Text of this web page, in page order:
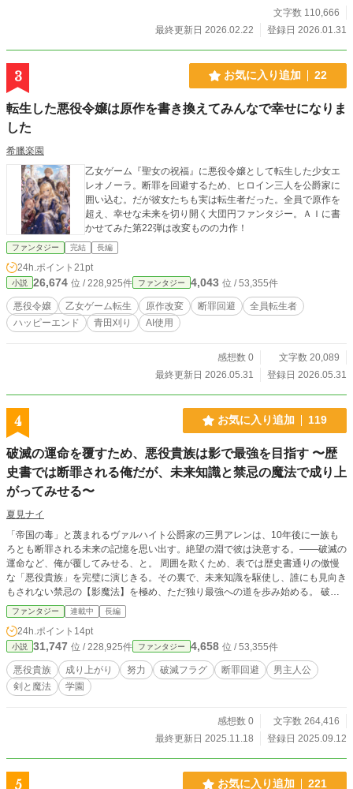
フランドル侯爵家で断罪回避するべく、イザベラをどうにかお淑やかな女性にな
るように導いている途中。 病弱で原作だと生死不明になる、イザベラの腹違い
まい──。 エミール・ディ・フランドル(20)×ミレア・ウィン・ティルベリー(18)
全30話の予定で現在、執筆中です。2月下旬に完結予定です。 タイトルや内容が
変更になる場合もあります。ご了承ください。
文字数 110,666
最終更新日 2026.02.22
登録日 2026.01.31
3 お気に入り追加 22
転生した悪役令嬢は原作を書き換えてみんなで幸せになりま
した
希臘楽園
乙女ゲーム『聖女の祝福』に悪役令嬢として転生した少女エ
レオノーラ。断罪を回避するため、ヒロイン三人を公爵家に
囲い込む。だが彼女たちも実は転生者だった。全員で原作を
超え、幸せな未来を切り開く大団円ファンタジー。ＡＩに書
かせてみた第22弾は改変ものの力作！
ファンタジー 完結 長編
24h.ポイント 21pt
小説 26,674 位 / 228,925件 ファンタジー 4,043 位 / 53,355件
悪役令嬢 乙女ゲーム転生 原作改変 断罪回避
全員転生者
ハッピーエンド
青田刈り AI使用
感想数 0
文字数 20,089
最終更新日 2026.05.31
登録日 2026.05.31
4 お気に入り追加 119
破滅の運命を覆すため、悪役貴族は影で最強を目指す 〜歴
史書では断罪される俺だが、未来知識と禁忌の魔法で成り上
がってみせる〜
夏見ナイ
「帝国の毒」と蔑まれるヴァルハイト公爵家の三男アレンは、10年後に一族も
ろとも断罪される未来の記憶を思い出す。絶望の淵で彼は決意する。――破滅の
運命など、俺が覆してみせる、と。 周囲を欺くため、表では歴史書通りの傲慢
な「悪役貴族」を完璧に演じきる。その裏で、未来知識を駆使し、誰にも見向き
もされない禁忌の【影魔法】を極め、ただ独り最強への道を歩み始める。 破滅
フラグをへし折り、本来敵であるはずの王子や聖女の窮地を影から救うアレン。
彼の悪役ムーブと正体不明の救世主という二面性は、周囲に奇妙な勘違いと興味
を抱かせていき……。 悪の仮面を被った少年が、影で世界を救う成り上がり英
雄譚、ここに開幕！
ファンタジー 連載中 長編
24h.ポイント 14pt
小説 31,747 位 / 228,925件 ファンタジー 4,658 位 / 53,355件
悪役貴族 成り上がり 努力 破滅フラグ 断罪回避
男主人公
剣と魔法
学園
感想数 0
文字数 264,416
最終更新日 2025.11.18
登録日 2025.09.12
5 お気に入り追加 221